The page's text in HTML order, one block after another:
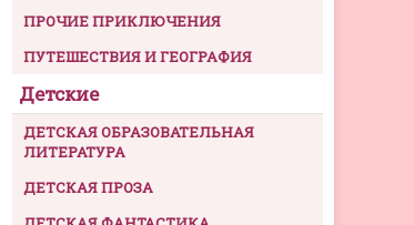
ПРОЧИЕ ПРИКЛЮЧЕНИЯ
ПУТЕШЕСТВИЯ И ГЕОГРАФИЯ
Детские
ДЕТСКАЯ ОБРАЗОВАТЕЛЬНАЯ
ЛИТЕРАТУРА
ДЕТСКАЯ ПРОЗА